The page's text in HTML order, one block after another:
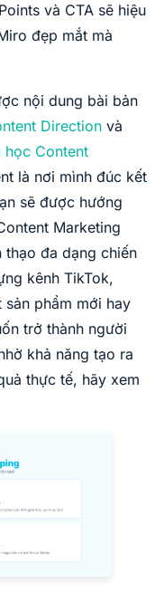
và CTA sẽ hiệu
đẹp mắt mà
nội dung bài bản
Direction và
học Content
là nơi mình đúc kết
sẽ được hướng
Marketing
thạo đa dạng chiến
kênh TikTok,
sản phẩm mới hay
trở thành người
khả năng tạo ra
thực tế, hãy xem